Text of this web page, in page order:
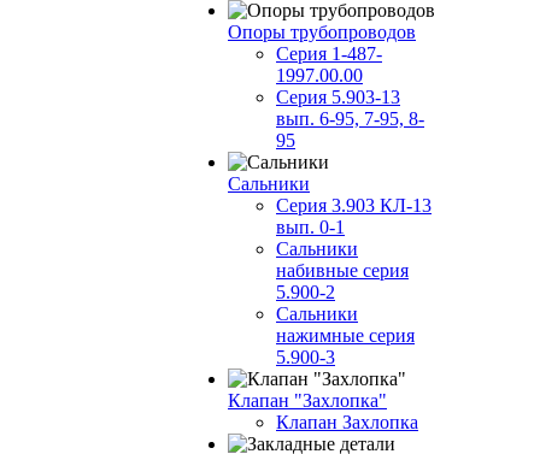
Опоры трубопроводов
Серия 1-487-
1997.00.00
Серия 5.903-13
вып. 6-95, 7-95, 8-
95
Сальники
Серия 3.903 КЛ-13
вып. 0-1
Сальники
набивные серия
5.900-2
Сальники
нажимные серия
5.900-3
Клапан "Захлопка"
Клапан Захлопка